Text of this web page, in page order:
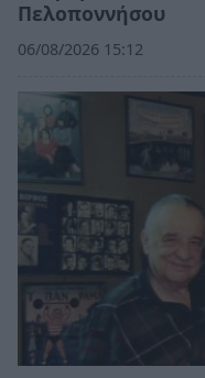
Πελοποννήσου
06/08/2026 15:12